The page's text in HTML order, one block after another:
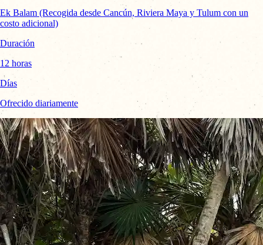
Ek Balam (Recogida desde Cancún, Riviera Maya y Tulum con un
costo adicional)
Duración
12 horas
Días
Ofrecido diariamente